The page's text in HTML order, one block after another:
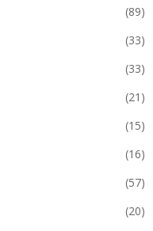
(89)
(33)
(33)
(21)
(15)
(16)
(57)
(20)